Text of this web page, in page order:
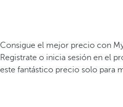
Consigue el mejor precio con
Registrate o inicia sesión en el
este fantástico precio solo para